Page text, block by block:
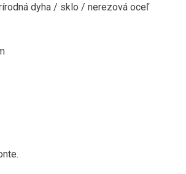
dyha / sklo / nerezová oceľ